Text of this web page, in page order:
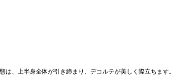
、上半身全体が引き締まり、デコルテが美しく際立ちます。